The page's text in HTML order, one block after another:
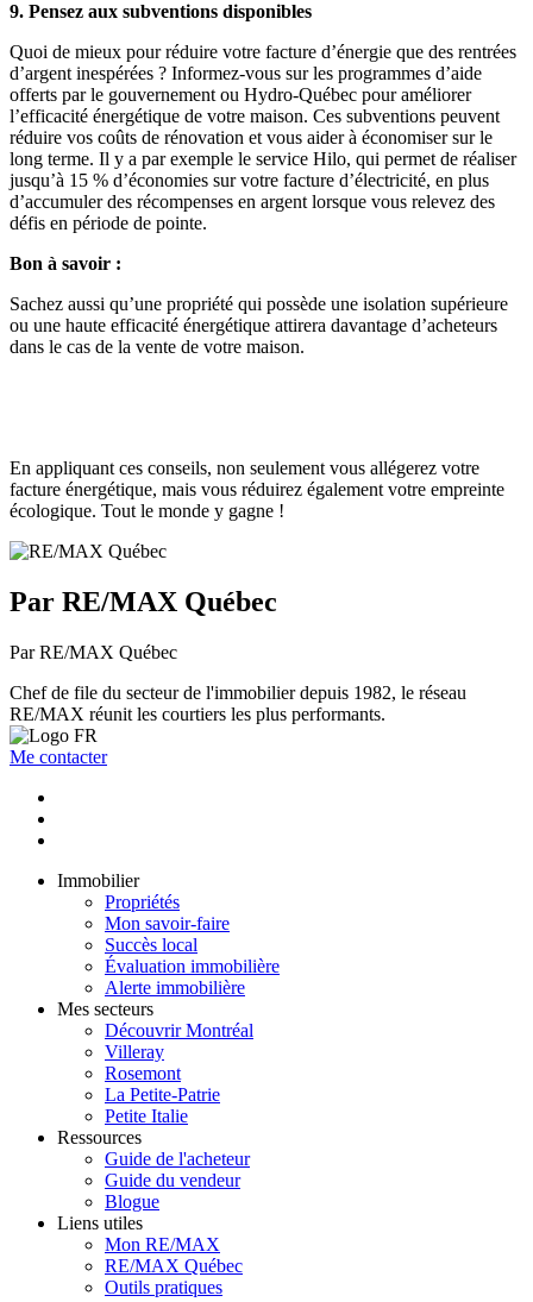
9. Pensez aux subventions disponibles
Quoi de mieux pour réduire votre facture d’énergie que des rentrées
d’argent inespérées ? Informez-vous sur les programmes d’aide
offerts par le gouvernement ou Hydro-Québec pour améliorer
l’efficacité énergétique de votre maison. Ces subventions peuvent
réduire vos coûts de rénovation et vous aider à économiser sur le
long terme. Il y a par exemple le service Hilo, qui permet de réaliser
jusqu’à 15 % d’économies sur votre facture d’électricité, en plus
d’accumuler des récompenses en argent lorsque vous relevez des
défis en période de pointe.
Bon à savoir :
Sachez aussi qu’une propriété qui possède une isolation supérieure
ou une haute efficacité énergétique attirera davantage d’acheteurs
dans le cas de la vente de votre maison.
En appliquant ces conseils, non seulement vous allégerez votre
facture énergétique, mais vous réduirez également votre empreinte
écologique. Tout le monde y gagne !
Par RE/MAX Québec
Par RE/MAX Québec
Chef de file du secteur de l'immobilier depuis 1982, le réseau
RE/MAX réunit les courtiers les plus performants.
Me contacter
Immobilier
Propriétés
Mon savoir-faire
Succès local
Évaluation immobilière
Alerte immobilière
Mes secteurs
Découvrir Montréal
Villeray
Rosemont
La Petite-Patrie
Petite Italie
Ressources
Guide de l'acheteur
Guide du vendeur
Blogue
Liens utiles
Mon RE/MAX
RE/MAX Québec
Outils pratiques